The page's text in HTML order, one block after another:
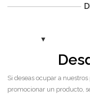
Si deseas ocupar a
promocionar un producto,